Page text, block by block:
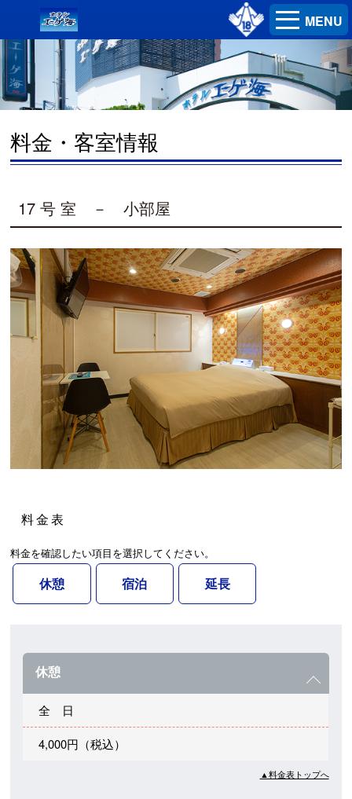
MENU
料金・客室情報
17 号 室 － 小部屋
料金表
料金を確認したい項目を選択してください。
休憩 宿泊 延長
休憩
全 日
4,000円（税込）
▲料金表トップへ